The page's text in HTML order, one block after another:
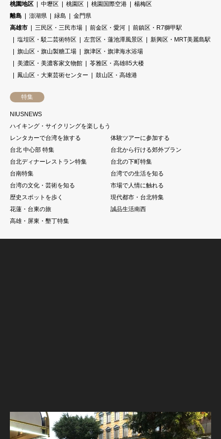
桃園地区
中壢区 桃園区 桃園国際空港
楊梅区
離島
澎湖県 緑島
金門県
高雄市
三民区・三民市場 前金区・愛河
前鎮区・R7獅甲駅
塩埕区・駁二芸術特区
左営区・蓮池潭風景区
新興区・MRT美麗島駅
旗山区・旗山製糖工場
旗津区・旗津海水浴場
美濃区・美濃客家文物館
苓雅区・高雄85大楼
鳳山区・大東芸術センター
鼓山区・高雄港
特集
NIUSNEWS
ハイキング・サイクリングを楽しもう
レンタカーで台湾を旅する
体験ツアーに参加する
台北 中心部 特集
台北から行ける郊外プラン
台北ディナーレストラン特集
台北の下町特集
台南特集
台湾での生活を知る
台湾の文化・芸術を知る
市場で人情に触れる
歴史スポットを歩く
現代都市・台北特集
花蓮・台東の旅
誠品生活南西
高雄・屏東・墾丁特集